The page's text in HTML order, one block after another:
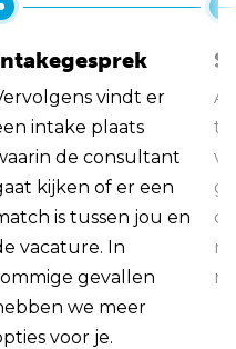
vindt er
intake plaats
de consultant
kijken of er een
is tussen jou en
vacature. In
gevallen
we meer
voor je.